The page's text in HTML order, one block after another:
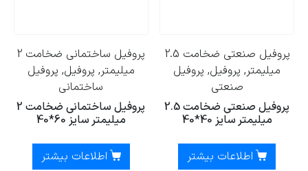
پروفیل صنعتی ضخامت 2.5
میلیمتر, پروفیل, پروفیل
صنعتی
پروفیل صنعتی ضخامت 2.5
میلیمتر سایز 40*40
اطلاعات بیشتر
پروفیل ساختمانی ضخامت 2
میلیمتر, پروفیل, پروفیل
ساختمانی
پروفیل ساختمانی ضخامت 2
میلیمتر سایز 60*40
اطلاعات بیشتر